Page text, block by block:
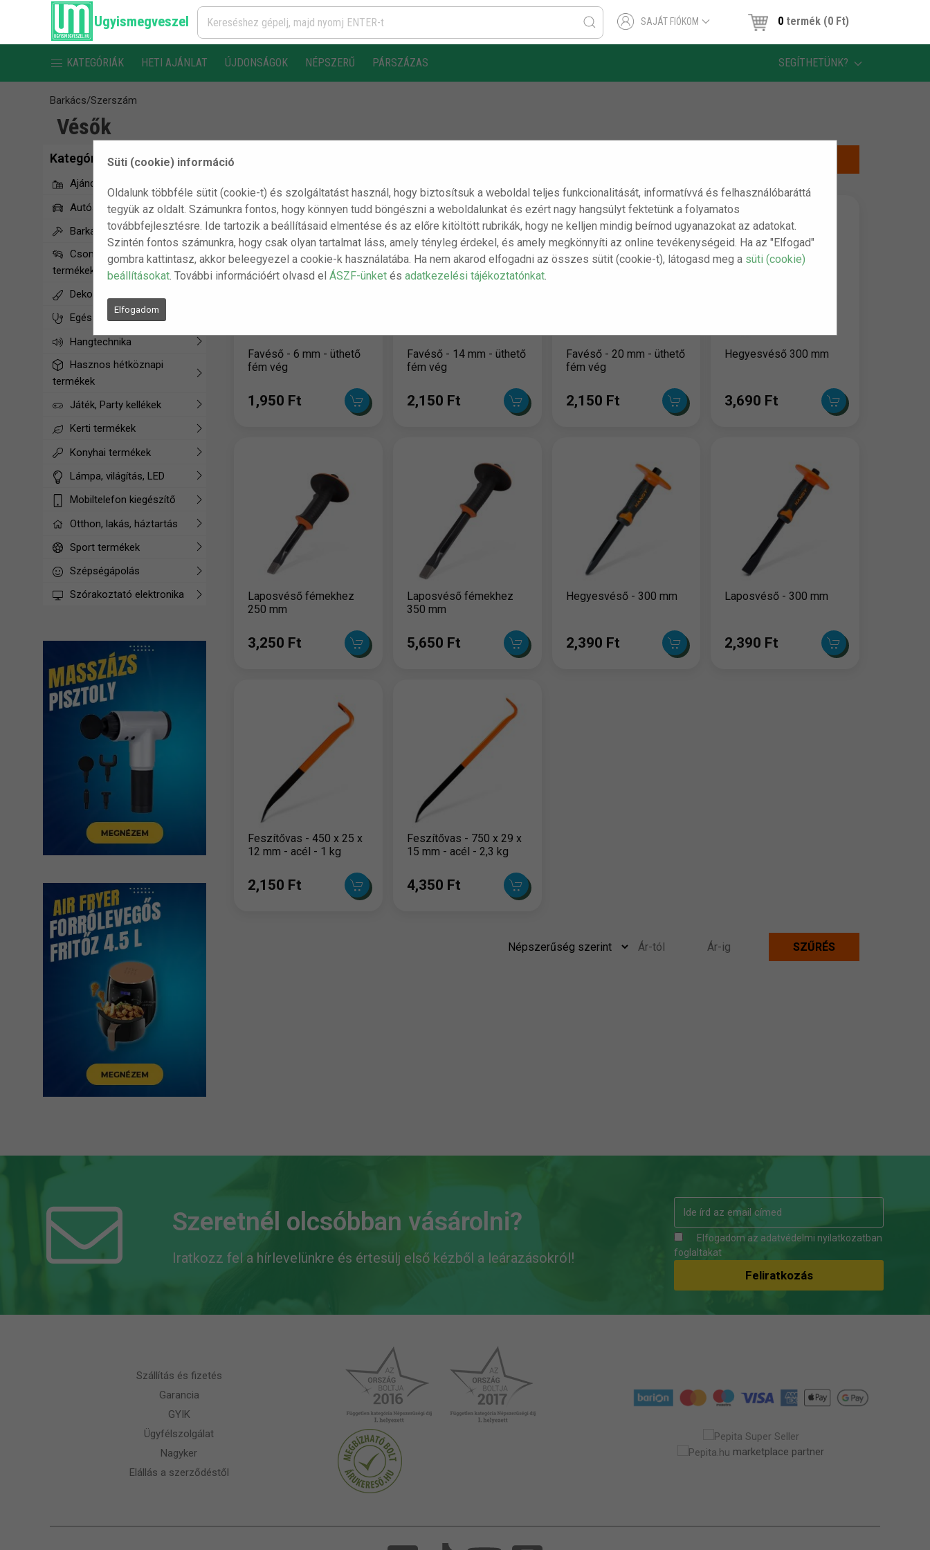
Süti (cookie) információ
Oldalunk többféle sütit (cookie-t) és szolgáltatást használ, hogy biztosítsuk a weboldal teljes funkcionalitását, informatívvá és felhasználóbaráttá
tegyük az oldalt. Számunkra fontos, hogy könnyen tudd böngészni a weboldalunkat és ezért nagy hangsúlyt fektetünk a folyamatos
továbbfejlesztésre. Ide tartozik a beállításaid elmentése és az előre kitöltött rubrikák, hogy ne kelljen mindig beírnod ugyanazokat az adatokat.
Szintén fontos számunkra, hogy csak olyan tartalmat láss, amely tényleg érdekel, és amely megkönnyíti az online tevékenységeid. Ha az "Elfogad"
gombra kattintasz, akkor beleegyezel a cookie-k használatába. Ha nem akarod elfogadni az összes sütit (cookie-t), látogasd meg a süti (cookie)
beállításokat . További információért olvasd elÁSZF-ünket ésadatkezelési tájékoztatónkat
Elfogadom
Ugyismegveszel SAJÁT FIÓKOM 0termék (0 Ft)
KATEGÓRIÁK HETI AJÁNLAT ÚJDONSÁGOK NÉPSZERŰ PÁRSZÁZAS SEGÍTHETÜNK?
Barkács/Szerszám
Vésők
Kategóriák
Ajándékötletek
Autós termékek
Barkács/Szerszám
Csomagolássérült
termékek
Dekorációs termékek
Egészségügyi termékek
Hangtechnika
Hasznos hétköznapi
termékek
Játék, Party kellékek
Kerti termékek
Konyhai termékek
Lámpa, világítás, LED
Mobiltelefon kiegészítő
Otthon, lakás, háztartás
Sport termékek
Szépségápolás
Szórakoztató elektronika
Favéső - 6 mm - üthető
fém vég
1,950 Ft
Favéső - 14 mm - üthető
fém vég
2,150 Ft
Favéső - 20 mm - üthető
fém vég
2,150 Ft
Hegyesvéső 300 mm
3,690 Ft
Laposvéső fémekhez
250 mm
3,250 Ft
Laposvéső fémekhez
350 mm
5,650 Ft
Hegyesvéső - 300 mm
2,390 Ft
Laposvéső - 300 mm
2,390 Ft
Feszítővas - 450 x 25 x
12 mm - acél - 1 kg
2,150 Ft
Feszítővas - 750 x 29 x
15 mm - acél - 2,3 kg
4,350 Ft
Szeretnél olcsóbban vásárolni?
Iratkozz fel a hírlevelünkre és értesülj első kézből a leárazásokról!
Elfogadom az adatvédelmi nyilatkozatban
foglaltakat
Szállítás és fizetés
Garancia
GYIK
Ügyfélszolgálat
Nagyker
Elállás a szerződéstől
marketplace partner